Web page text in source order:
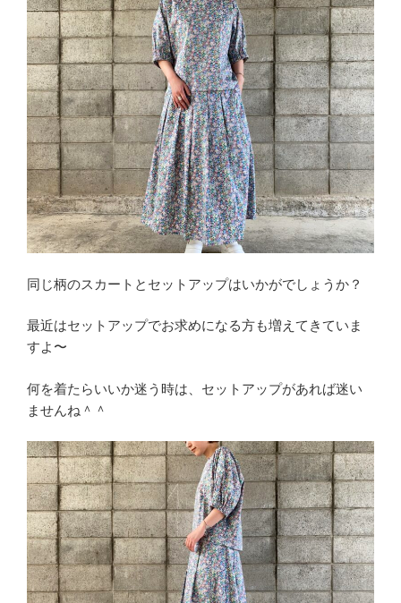
同じ柄のスカートとセットアップはいかがでしょうか？
最近はセットアップでお求めになる方も増えてきていま
すよ〜
何を着たらいいか迷う時は、セットアップがあれば迷い
ませんね＾＾